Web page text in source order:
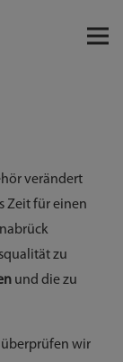
verändert
Zeit für einen
zu
und die zu
wir